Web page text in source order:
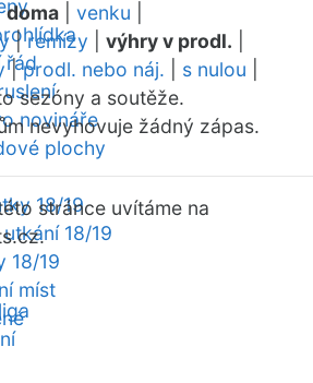
řád
novináře
plochy
18/19
18/19
18/19
míst
doma venku
|remízy výhry v prodl.
|prodl. nebo náj. s nulou
sezóny a soutěže.
nevyhovuje žádný zápas.
stránce uvítáme na